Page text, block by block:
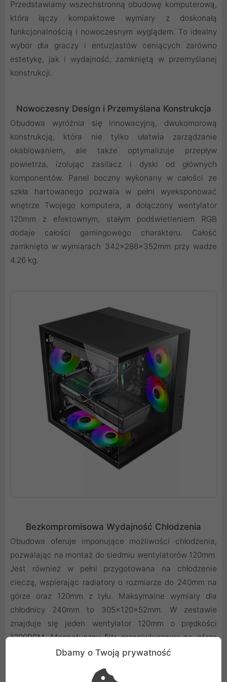
Przedstawiamy wszechstronną obudowę komputerową,
która łączy kompaktowe wymiary z doskonałą
funkcjonalnością i nowoczesnym wyglądem. To idealny
wybór dla graczy i entuzjastów ceniących zarówno
estetykę, jak i wydajność, zamkniętą w przemyślanej
konstrukcji.
Nowoczesny Design i Przemyślana Konstrukcja
Obudowa wyróżnia się innowacyjną, dwukomorową
konstrukcją, która nie tylko ułatwia zarządzanie
okablowaniem, ale także optymalizuje przepływ
powietrza, izolując zasilacz i dyski od głównych
komponentów. Panel boczny wykonany w całości ze
szkła hartowanego pozwala w pełni wyeksponować
wnętrze Twojego komputera, a dołączony wentylator
120mm z efektownym, stałym podświetleniem RGB
dodaje całości gamingowego charakteru. Całość
zamknięto w wymiarach 342x286x352mm przy wadze
4.26 kg.
Bezkompromisowa Wydajność Chłodzenia
Obudowa oferuje imponujące możliwości chłodzenia,
pozwalając na montaż do siedmiu wentylatorów 120mm.
Jest również w pełni przygotowana na chłodzenie
cieczą, wspierając radiatory o rozmiarze do 240mm na
górze oraz 120mm z tyłu. Maksymalne wymiary dla
chłodnicy 240mm to 305x120x52mm. W zestawie
znajduje się jeden wentylator 120mm o prędkości
1200RPM. Magnetyczny filtr przeciwkurzowy na górze
obudowy pomaga utrzymać wnętrze w czystości i
Dbamy o Twoją prywatność